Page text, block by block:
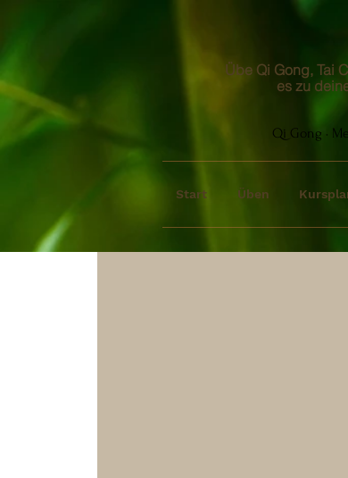
Übe Qi Gong, Tai
es zu
Qi Gong ·
Start Üben